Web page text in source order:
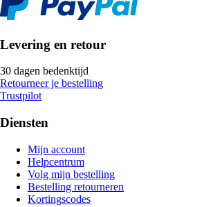
Levering en retour
30 dagen bedenktijd
Retourneer je bestelling
Trustpilot
Diensten
Mijn account
Helpcentrum
Volg mijn bestelling
Bestelling retourneren
Kortingscodes